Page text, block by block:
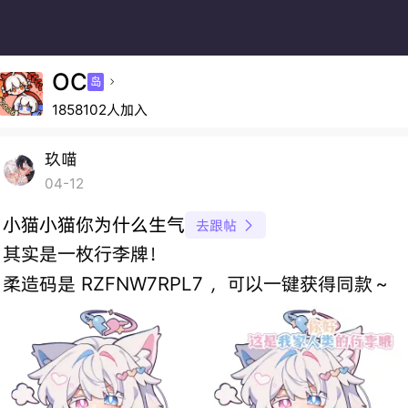
OC 岛 
1858102人加入
玖喵
04-12
小猫小猫你为什么生气 去跟帖 
其实是一枚行李牌！
柔造码是 RZFNW7RPL7 ，可以一键获得同款～